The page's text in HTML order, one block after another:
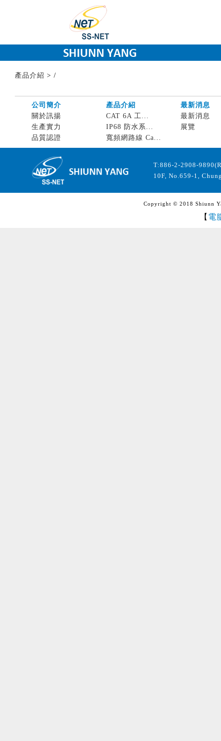
產品介紹 > /
公司簡介 產品介紹
最新消息
關於訊揚
生產實力
品質認證
CAT 6A 工...
IP68 防水系...
寬頻網路線 Ca...
最新消息
展覽
T:886-2-2908-
10F, No.659-1,
Copyright © 2018 Shiunn
【 電